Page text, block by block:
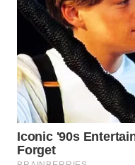
WAHANA
UMKM
WAHANA
SELEB
WAHANA
PERSONA